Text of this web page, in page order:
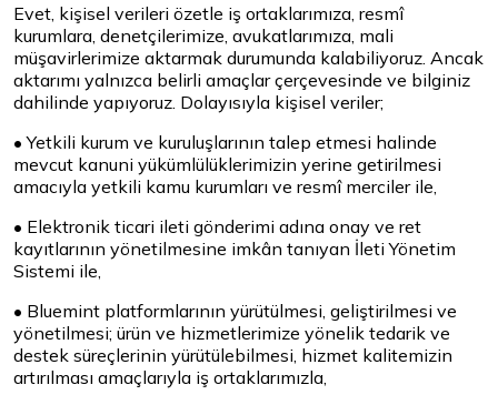
Evet, kişisel verileri özetle iş ortaklarımıza, resmî
kurumlara, denetçilerimize, avukatlarımıza, mali
müşavirlerimize aktarmak durumunda kalabiliyoruz. Ancak
aktarımı yalnızca belirli amaçlar çerçevesinde ve bilginiz
dahilinde yapıyoruz. Dolayısıyla kişisel veriler;
• Yetkili kurum ve kuruluşlarının talep etmesi halinde
mevcut kanuni yükümlülüklerimizin yerine getirilmesi
amacıyla yetkili kamu kurumları ve resmî merciler ile,
• Elektronik ticari ileti gönderimi adına onay ve ret
kayıtlarının yönetilmesine imkân tanıyan İleti Yönetim
Sistemi ile,
• Bluemint platformlarının yürütülmesi, geliştirilmesi ve
yönetilmesi; ürün ve hizmetlerimize yönelik tedarik ve
destek süreçlerinin yürütülebilmesi, hizmet kalitemizin
artırılması amaçlarıyla iş ortaklarımızla,